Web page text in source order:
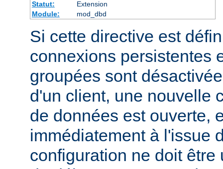
Statut:
Extension
Module:
mod_dbd
Si cette directive est
connexions persistentes
groupées sont
d'un client, une nouvelle
de données est ouverte,
immédiatement à l'issue
configuration ne doit